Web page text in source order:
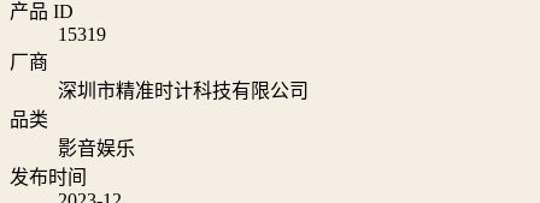
产品 ID
15319
厂商
深圳市精准时计科技有限公司
品类
影音娱乐
发布时间